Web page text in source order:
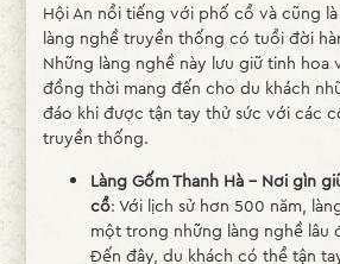
Hội An nổi tiếng với phố cổ và cũng
làng nghề truyền thống có tuổi đời
Những làng nghề này lưu giữ tinh hoa
đồng thời mang đến cho du khách
đáo khi được tận tay thử sức với các
truyền thống.
Làng Gốm Thanh Hà – Nơi gìn
cổ: Với lịch sử hơn 500 năm,
một trong những làng nghề lâu
Đến đây, du khách có thể tận